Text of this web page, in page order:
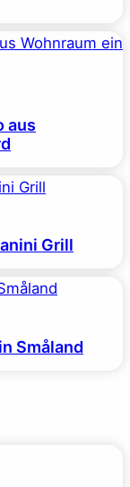
aus
Grill
Småland